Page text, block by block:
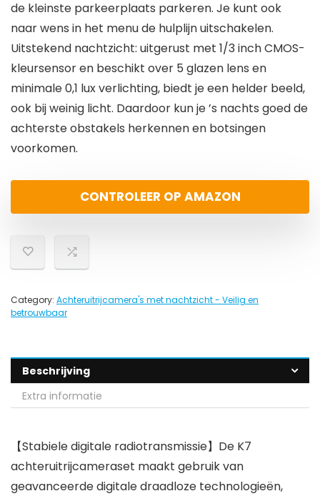
de kleinste parkeerplaats parkeren. Je kunt ook
naar wens in het menu de hulplijn uitschakelen.
Uitstekend nachtzicht: uitgerust met 1/3 inch CMOS-
kleursensor en beschikt over 5 glazen lens en
minimale 0,1 lux verlichting, biedt je een helder beeld,
ook bij weinig licht. Daardoor kun je ’s nachts goed de
achterste obstakels herkennen en botsingen
voorkomen.
CONTROLEER OP AMAZON
Category: Achteruitrijcamera's met nachtzicht - Veilig en
betrouwbaar
Beschrijving
Extra informatie
【Stabiele digitale radiotransmissie】De K7
achteruitrijcameraset maakt gebruik van
geavanceerde digitale draadloze technologieën,